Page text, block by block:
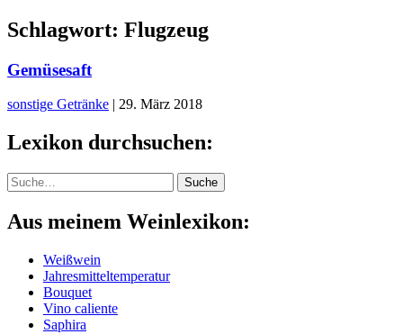
Schlagwort: Flugzeug
Gemüsesaft
sonstige Getränke | 29. März 2018
Lexikon durchsuchen:
Suche Suche
Aus meinem Weinlexikon:
Weißwein
Jahresmitteltemperatur
Bouquet
Vino caliente
Saphira